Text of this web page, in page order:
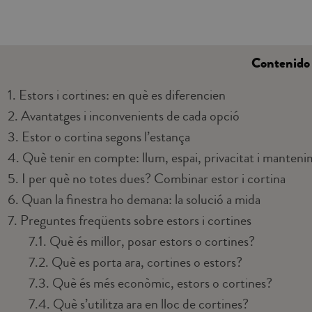
Contenido
1. Estors i cortines: en què es diferencien
2. Avantatges i inconvenients de cada opció
3. Estor o cortina segons l’estança
4. Què tenir en compte: llum, espai, privacitat i
5. I per què no totes dues? Combinar estor i cortina
6. Quan la finestra ho demana: la solució a mida
7. Preguntes freqüents sobre estors i cortines
7.1. Què és millor, posar estors o cortines?
7.2. Què es porta ara, cortines o estors?
7.3. Què és més econòmic, estors o cortines?
7.4. Què s’utilitza ara en lloc de cortines?